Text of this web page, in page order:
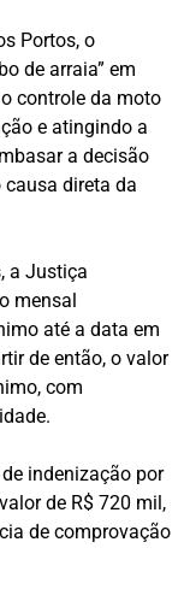
Portos, o
de arraia” em
controle da moto
e atingindo a
a decisão
direta da
a Justiça
mensal
até a data em
de então, o valor
com
indenização por
de R$ 720 mil,
de comprovação